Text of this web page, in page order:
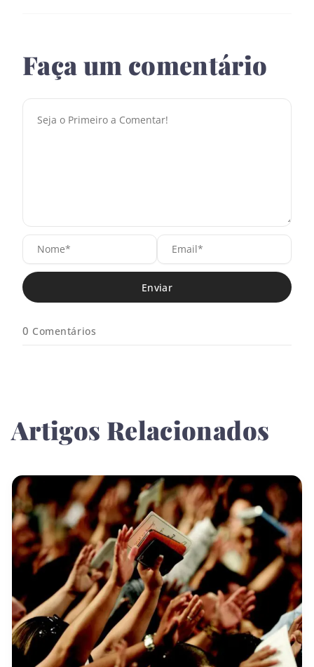
Faça um comentário
N
o
m
e
*
E
i
0 Comentários
Artigos Relacionados